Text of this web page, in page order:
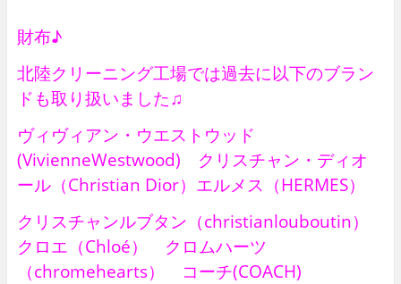
財布♪
北陸クリーニング工場では過去に以下のブラン
ドも取り扱いました♫
ヴィヴィアン・ウエストウッド
(VivienneWestwood) クリスチャン・ディオ
ール（Christian Dior）エルメス（HERMES）
クリスチャンルブタン（christianlouboutin）
クロエ（Chloé） クロムハーツ
（chromehearts） コーチ(COACH)